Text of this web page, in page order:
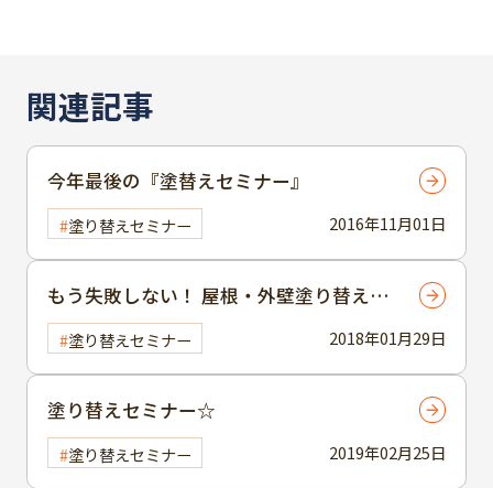
関連記事
2016年11月01日
今年最後の『塗替えセミナー』
塗り替えセミナー
2018年01月29日
もう失敗しない！ 屋根・外壁塗り替えセ
ミナー
塗り替えセミナー
2019年02月25日
塗り替えセミナー☆
塗り替えセミナー